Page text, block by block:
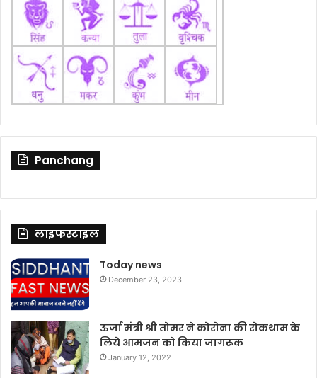
Panchang
लाइफस्टाइल
Today news
December 23, 2023
ऊर्जा मंत्री श्री तोमर ने कोरोना की रोकथाम के
लिये आमजन को किया जागरूक
January 12, 2022